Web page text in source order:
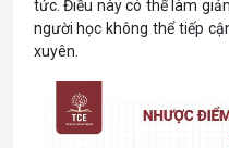
tức. Điều này có thể làm
người học không thể tiếp
xuyên.